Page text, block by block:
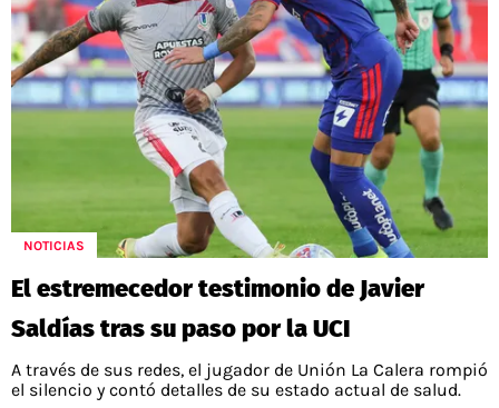
NOTICIAS
El estremecedor testimonio de Javier
Saldías tras su paso por la UCI
A través de sus redes, el jugador de Unión La Calera rompió
el silencio y contó detalles de su estado actual de salud.